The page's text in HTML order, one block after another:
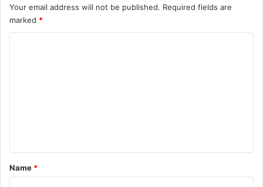
Your email address will not be published. Required fields are
marked *
*
Name *